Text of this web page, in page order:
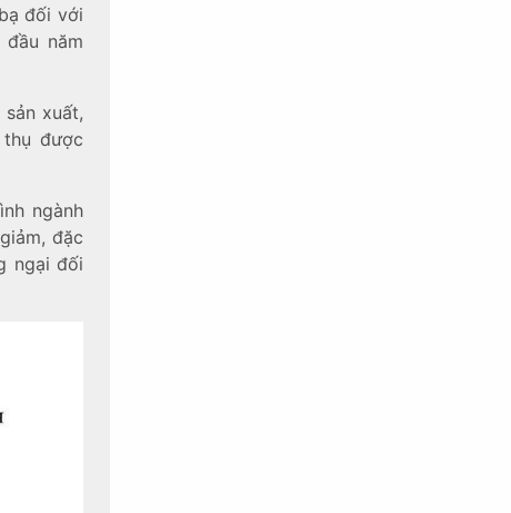
đối với
năm
xuất,
được
ngành
đặc
ngại đối